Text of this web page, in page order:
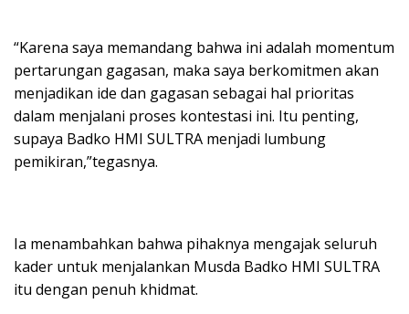
“Karena saya memandang bahwa ini adalah momentum
pertarungan gagasan, maka saya berkomitmen akan
menjadikan ide dan gagasan sebagai hal prioritas
dalam menjalani proses kontestasi ini. Itu penting,
supaya Badko HMI SULTRA menjadi lumbung
pemikiran,”tegasnya.
Ia menambahkan bahwa pihaknya mengajak seluruh
kader untuk menjalankan Musda Badko HMI SULTRA
itu dengan penuh khidmat.